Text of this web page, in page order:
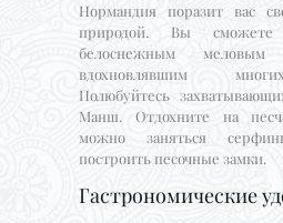
Нормандия поразит вас
природой. Вы сможете
белоснежным меловым
вдохновлявшим
Полюбуйтесь
Манш. Отдохните на
можно заняться
построить песочные замки.
Гастрономические